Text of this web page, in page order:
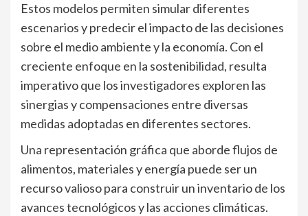
Estos modelos permiten simular diferentes
escenarios y predecir el impacto de las decisiones
sobre el medio ambiente y la economía. Con el
creciente enfoque en la sostenibilidad, resulta
imperativo que los investigadores exploren las
sinergias y compensaciones entre diversas
medidas adoptadas en diferentes sectores.
Una representación gráfica que aborde flujos de
alimentos, materiales y energía puede ser un
recurso valioso para construir un inventario de los
avances tecnológicos y las acciones climáticas.